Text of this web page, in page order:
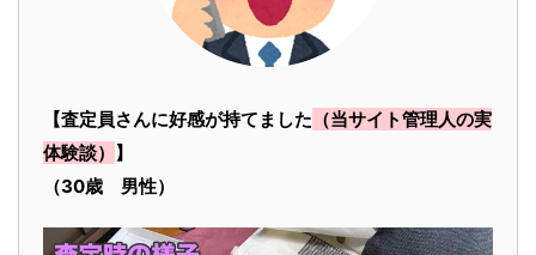
【査定員さんに好感が持てました （当サイト管理人の実
体験談） 】
（30歳 男性）